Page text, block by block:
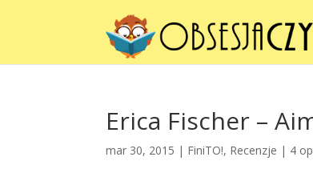
Erica Fischer –
mar 30, 2015 | FiniTO!, Recenzje | 4